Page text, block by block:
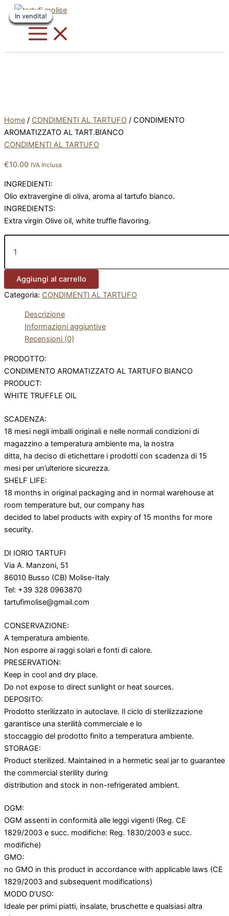
al
contenuto
Home / CONDIMENTI AL TARTUFO / CONDIMENTO
AROMATIZZATO AL TART.BIANCO
CONDIMENTI AL TARTUFO
€10.00 IVA Inclusa
INGREDIENTI:
Olio extravergine di oliva, aroma al tartufo bianco.
INGREDIENTS:
Extra virgin Olive oil, white truffle flavoring.
CONDIMENTO
AROMATIZZATO
AL
TART.BIANCO
Aggiungi al carrello
Categoria: CONDIMENTI AL TARTUFO
Descrizione
Informazioni aggiuntive
Recensioni (0)
PRODOTTO:
CONDIMENTO AROMATIZZATO AL TARTUFO BIANCO
PRODUCT:
WHITE TRUFFLE OIL
SCADENZA:
18 mesi negli imballi originali e nelle normali condizioni di
magazzino a temperatura ambiente ma, la nostra
ditta, ha deciso di etichettare i prodotti con scadenza di 15
mesi per un’ulteriore sicurezza.
SHELF LIFE:
18 months in original packaging and in normal warehouse at
room temperature but, our company has
decided to label products with expiry of 15 months for more
security.
DI IORIO TARTUFI
Via A. Manzoni, 51
86010 Busso (CB) Molise-Italy
Tel: +39 328 0963870
tartufimolise@gmail.com
CONSERVAZIONE:
A temperatura ambiente.
Non esporre ai raggi solari e fonti di calore.
PRESERVATION:
Keep in cool and dry place.
Do not expose to direct sunlight or heat sources.
DEPOSITO:
Prodotto sterilizzato in autoclave. Il ciclo di sterilizzazione
garantisce una sterilità commerciale e lo
stoccaggio del prodotto finito a temperatura ambiente.
STORAGE:
Product sterilized. Maintained in a hermetic seal jar to guarantee
the commercial sterility during
distribution and stock in non-refrigerated ambient.
OGM:
OGM assenti in conformità alle leggi vigenti (Reg. CE
1829/2003 e succ. modifiche: Reg. 1830/2003 e succ.
modifiche)
GMO:
no GMO in this product in accordance with applicable laws (CE
1829/2003 and subsequent modifications)
MODO D’USO:
Ideale per primi piatti, insalate, bruschette e qualsiasi altra
In vendita!
In vendita!
In vendita!
In vendita!
varianti.
scelte
nella
pagina
In vendita!
In vendita!
In vendita!
In vendita!
varianti.
scelte
nella
pagina